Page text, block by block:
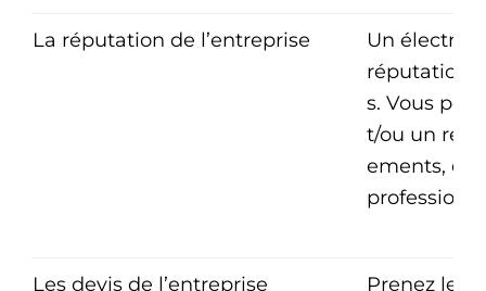
La réputation de l’entreprise
Un
réputation
s. Vous
t/ou un
ements, ce
Les devis de l’entreprise
Prenez le